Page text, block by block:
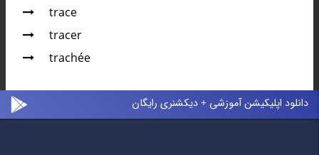
trace
tracer
trachée
دانلود اپلیکیشن آموزشی + دیکشنری رایگان